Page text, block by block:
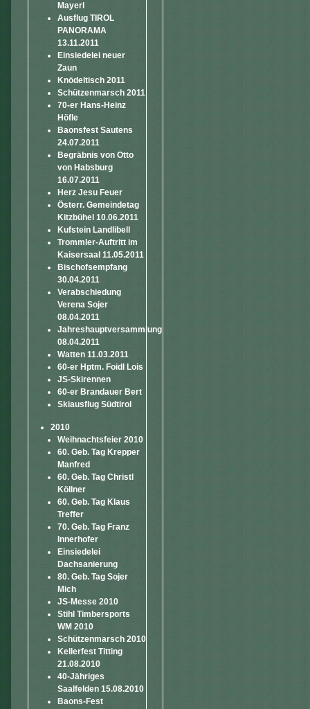
Mayerl
Ausflug TIROL
PANORAMA
13.11.2011
Einsiedelei neuer
Zaun
Knödeltisch 2011
Schützenmarsch 2011
70-er Hans-Heinz
Höfle
Baonsfest Sautens
24.07.2011
Begräbnis von Otto
von Habsburg
16.07.2011
Herz Jesu Feuer
Österr. Gemeindetag
Kitzbühel 10.06.2011
Kufstein Landlibell
Trommler-Auftritt im
Kaisersaal 11.05.2011
Bischofsempfang
30.04.2011
Verabschiedung
Verena Sojer
08.04.2011
Jahreshauptversammlung
08.04.2011
Watten 11.03.2011
60-er Hptm. Foidl Lois
JS-Skirennen
60-er Brandauer Bert
Skiausflug Südtirol
2010
Weihnachtsfeier 2010
60. Geb. Tag Krepper
Manfred
60. Geb. Tag Christl
Köllner
60. Geb. Tag Klaus
Treffer
70. Geb. Tag Franz
Innerhofer
Einsiedelei
Dachsanierung
80. Geb. Tag Sojer
Mich
JS-Messe 2010
Stihl Timbersports
WM 2010
Schützenmarsch 2010
Kellerfest Titting
21.08.2010
40-Jähriges
Saalfelden 15.08.2010
Baons-Fest